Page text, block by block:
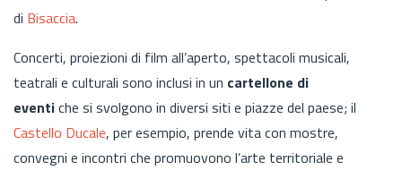
di Bisaccia.
Concerti, proiezioni di film all’aperto, spettacoli musicali,
teatrali e culturali sono inclusi in un cartellone di
eventiche si svolgono in diversi siti e piazze del paese; il
Castello Ducale, per esempio, prende vita con mostre,
convegni e incontri che promuovono l’arte territoriale e